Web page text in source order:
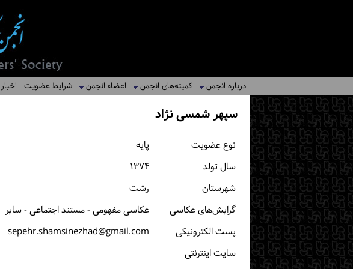
درباره انجمن کمیته‌های انجمن اعضاء انجمن شرایط عضویت اخبار
سپهر شمسی نژاد
نوع عضویت
پایه
سال تولد
۱۳۷۴
شهرستان
رشت
گرایش‌های عکاسی
عکاسی مفهومی - مستند اجتماعی - سایر
پست الكترونیكی
sepehr.shamsinezhad@gmail.com
سایت اینترنتی